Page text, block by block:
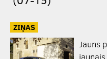
ZIŅAS
Jauns